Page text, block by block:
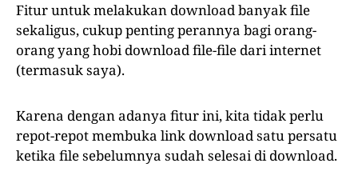
Fitur untuk melakukan download banyak file
sekaligus, cukup penting perannya bagi orang-
orang yang hobi download file-file dari internet
(termasuk saya).
Karena dengan adanya fitur ini, kita tidak perlu
repot-repot membuka link download satu persatu
ketika file sebelumnya sudah selesai di download.